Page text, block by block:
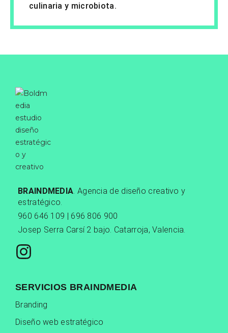
culinaria y microbiota.
BRAINDMEDIA. Agencia de diseño creativo y
estratégico.
960 646 109 | 696 806 900
Josep Serra Carsí 2 bajo. Catarroja, Valencia.
SERVICIOS BRAINDMEDIA
Branding
Diseño web estratégico